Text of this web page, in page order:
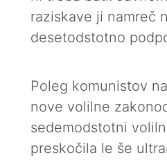
raziskave ji namreč
desetodstotno
Poleg komunistov
nove volilne
sedemodstotni
preskočila le še